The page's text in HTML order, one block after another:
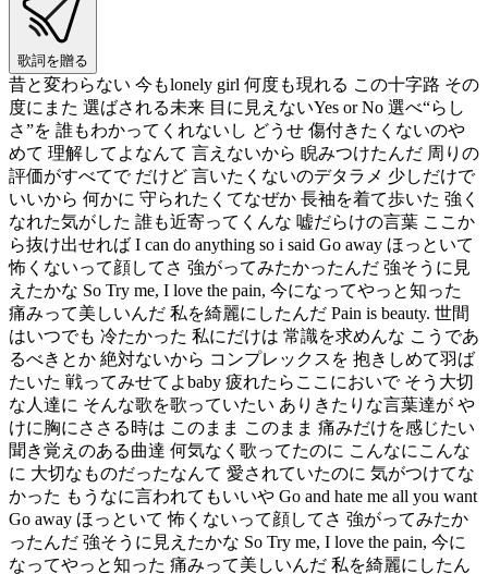
歌詞を贈る
昔と変わらない 今もlonely girl 何度も現れる この十字路 その
度にまた 選ばされる未来 目に見えないYes or No 選べ“らし
さ”を 誰もわかってくれないし どうせ 傷付きたくないのや
めて 理解してよなんて 言えないから 睨みつけたんだ 周りの
評価がすべてで だけど 言いたくないのデタラメ 少しだけで
いいから 何かに 守られたくてなぜか 長袖を着て歩いた 強く
なれた気がした 誰も近寄ってくんな 嘘だらけの言葉 ここか
ら抜け出せれば I can do anything so i said Go away ほっといて
怖くないって顔してさ 強がってみたかったんだ 強そうに見
えたかな So Try me, I love the pain, 今になってやっと知った
痛みって美しいんだ 私を綺麗にしたんだ Pain is beauty. 世間
はいつでも 冷たかった 私にだけは 常識を求めんな こうであ
るべきとか 絶対ないから コンプレックスを 抱きしめて羽ば
たいた 戦ってみせてよbaby 疲れたらここにおいで そう大切
な人達に そんな歌を歌っていたい ありきたりな言葉達が や
けに胸にささる時は このまま このまま 痛みだけを感じたい
聞き覚えのある曲達 何気なく歌ってたのに こんなにこんな
に 大切なものだったなんて 愛されていたのに 気がつけてな
かった もうなに言われてもいいや Go and hate me all you want
Go away ほっといて 怖くないって顔してさ 強がってみたか
ったんだ 強そうに見えたかな So Try me, I love the pain, 今に
なってやっと知った 痛みって美しいんだ 私を綺麗にしたん